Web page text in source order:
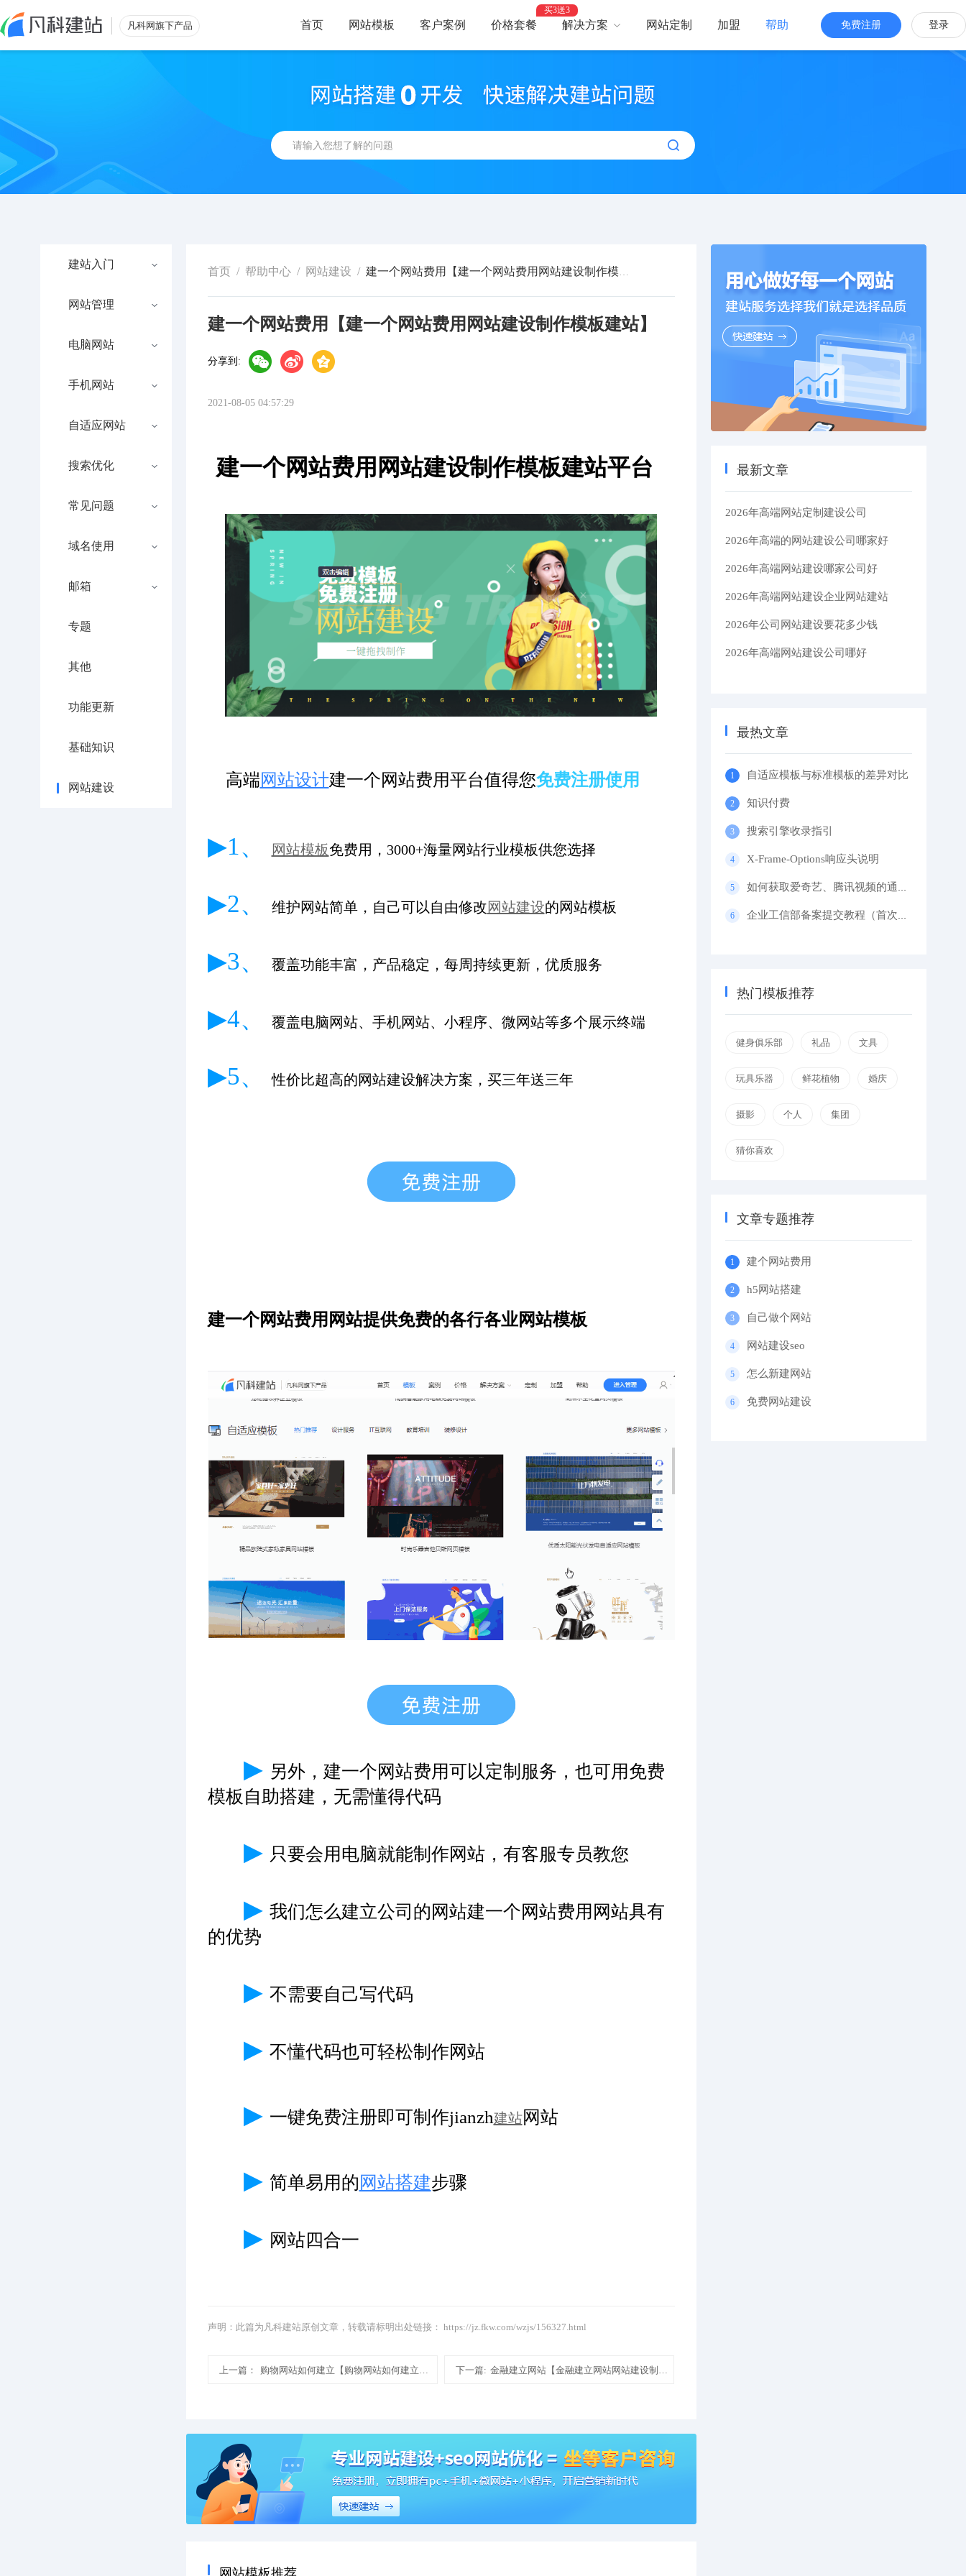
凡科网旗下产品 免费注册 登录
首页 网站模板 客户案例 价格套餐
买3送3
解决方案
智能建站，高效优化 助力品牌出海
开启全新交互体验
网站定制 加盟 帮助
建站入门
网站管理
电脑网站
手机网站
自适应网站
搜索优化
常见问题
域名使用
邮箱
专题
其他
功能更新
基础知识
网站建设
首页 / 帮助中心 / 网站建设 / 建一个网站费用【建一个网站费用网站建设制作模板建站】
建一个网站费用【建一个网站费用网站建设制作模板建站】
分享到:
2021-08-05 04:57:29
建一个网站费用网站建设制作模板建站平台
高端网站设计建一个网站费用平台值得您免费注册使用
▶1、 网站模板免费用，3000+海量网站行业模板供您选择
▶2、 维护网站简单，自己可以自由修改网站建设的网站模板
▶3、 覆盖功能丰富，产品稳定，每周持续更新，优质服务
▶4、 覆盖电脑网站、手机网站、小程序、微网站等多个展示终端
▶5、性价比超高的网站建设解决方案，买三年送三年
建一个网站费用网站提供免费的各行各业网站模板
▶ 另外，建一个网站费用可以定制服务，也可用免费
模板自助搭建，无需懂得代码
▶ 只要会用电脑就能制作网站，有客服专员教您
▶ 我们怎么建立公司的网站建一个网站费用网站具有
的优势
▶ 不需要自己写代码
▶ 不懂代码也可轻松制作网站
▶ 一键免费注册即可制作jianzh建站网站
▶ 简单易用的 网站搭建步骤
▶ 网站四合一
声明：此篇为凡科建站原创文章，转载请标明出处链接： https://jz.fkw.com/wzjs/156327.html
上一篇： 购物网站如何建立【购物网站如何建立网站建设制作模板建站】
下一篇: 金融建立网站【金融建立网站网站建设制作模板建站】
最新文章
2026年高端网站定制建设公司
2026年高端的网站建设公司哪家好
2026年高端网站建设哪家公司好
2026年高端网站建设企业网站建站
2026年公司网站建设要花多少钱
2026年高端网站建设公司哪好
最热文章
自适应模板与标准模板的差异对比
知识付费
搜索引擎收录指引
X-Frame-Options响应头说明
如何获取爱奇艺、腾讯视频的通用代码？
企业工信部备案提交教程（首次备案）
热门模板推荐
健身俱乐部 礼品 文具
玩具乐器 鲜花植物 婚庆
摄影 个人 集团
猜你喜欢
文章专题推荐
建个网站费用
h5网站搭建
自己做个网站
网站建设seo
怎么新建网站
免费网站建设